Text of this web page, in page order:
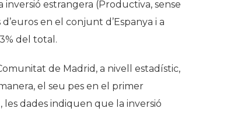
estrangera (Productiva, sense
en el conjunt d’Espanya i a
del total.
de Madrid, a nivell estadístic,
el seu pes en el primer
dades indiquen que la inversió